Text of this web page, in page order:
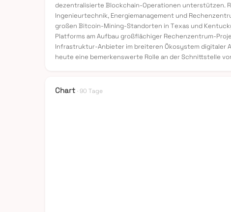
dezentralisierte Blockchain-Operationen unterstützen.
Ingenieurtechnik, Energiemanagement und
großen Bitcoin-Mining-Standorten in Texas und
Platforms am Aufbau großflächiger Rechenzentrum-
Infrastruktur-Anbieter im breiteren Ökosystem digitaler
heute eine bemerkenswerte Rolle an der Schnittstelle
Chart · 90 Tage